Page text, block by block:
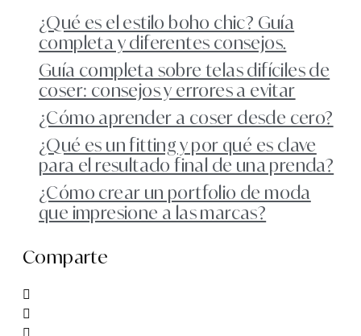
¿Qué es el estilo boho chic? Guía
completa y diferentes consejos.
Guía completa sobre telas difíciles de
coser: consejos y errores a evitar
¿Cómo aprender a coser desde cero?
¿Qué es un fitting y por qué es clave
para el resultado final de una prenda?
¿Cómo crear un portfolio de moda
que impresione a las marcas?
Comparte